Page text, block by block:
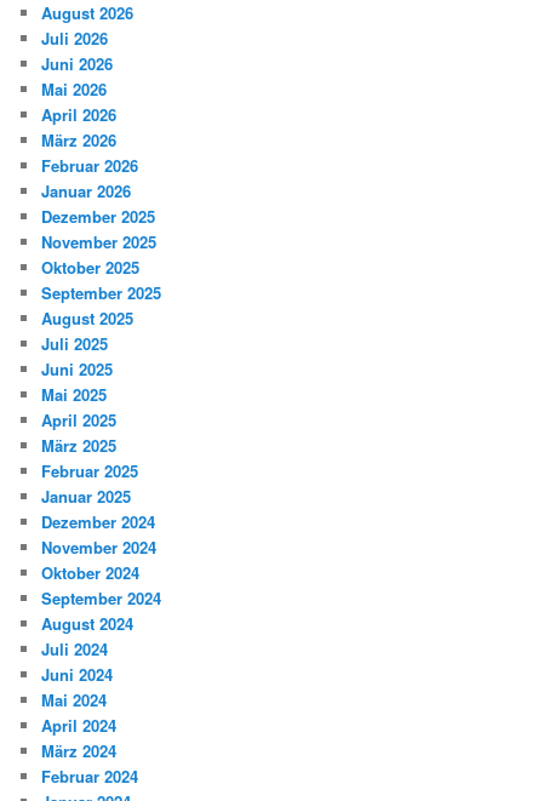
August 2026
Juli 2026
Juni 2026
Mai 2026
April 2026
März 2026
Februar 2026
Januar 2026
Dezember 2025
November 2025
Oktober 2025
September 2025
August 2025
Juli 2025
Juni 2025
Mai 2025
April 2025
März 2025
Februar 2025
Januar 2025
Dezember 2024
November 2024
Oktober 2024
September 2024
August 2024
Juli 2024
Juni 2024
Mai 2024
April 2024
März 2024
Februar 2024